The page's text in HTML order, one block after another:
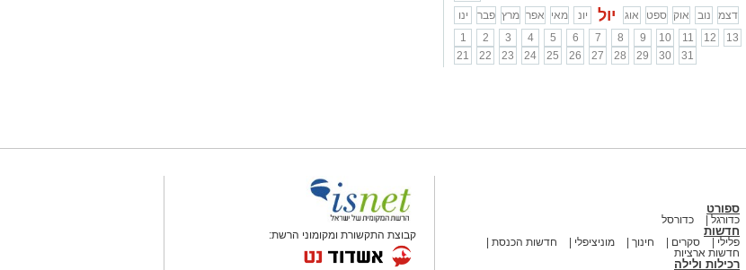
ינו
פבר מרץ אפר מאי יונ יול אוג ספט אוק נוב
דצמ
1
2 3 4 5 6 7 8 9 10 11 12 13
21
22 23 24 25 26 27 28 29 30 31
ספורט
כדורגל כדורסל
חדשות
פלילי סקרים חינוך מוניציפלי
חדשות הכנסת
חדשות ארציות
רכילות ולילה
קבוצת התקשורת ומקומוני הרשת: